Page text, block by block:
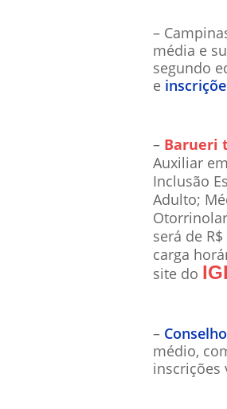
–
média e
segundo
e
– Barueri
Auxiliar
Inclusão
Adulto;
será de
carga
site do
–
médio,
inscrições